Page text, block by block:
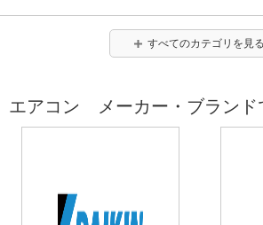
すべてのカテゴリを見る
エアコン メーカー・ブランド